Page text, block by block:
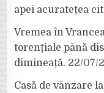
apei acuratețea
Vremea în
torențiale până
dimineață. 22/07/
Casă de vânzare